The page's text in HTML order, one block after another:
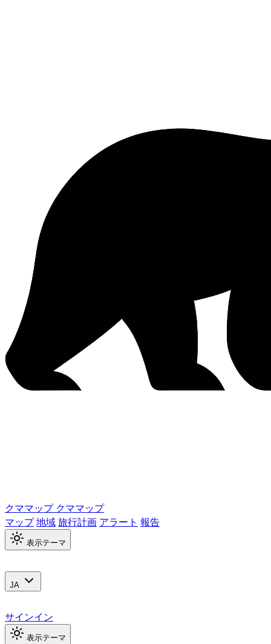
クママップ クママップ
マップ地域旅行計画 アラート 報告
表示テーマ
JA
サインイン
表示テーマ